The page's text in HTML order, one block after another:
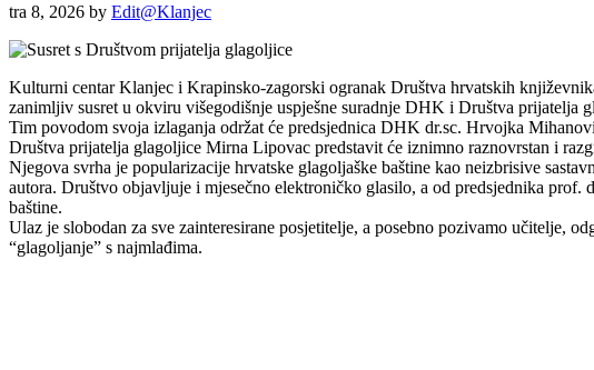
tra 8, 2026 by Edit@Klanjec
Kulturni centar Klanjec i Krapinsko-zagorski ogranak Društva hrvatskih
zanimljiv susret u okviru višegodišnje uspješne suradnje DHK i Društva prijatelja
Tim povodom svoja izlaganja održat će predsjednica DHK dr.sc. Hrvojka
Društva prijatelja glagoljice Mirna Lipovac predstavit će iznimno raznovrstan i
Njegova svrha je popularizacije hrvatske glagoljaške baštine kao neizbrisive
autora. Društvo objavljuje i mjesečno elektroničko glasilo, a od predsjednika
baštine.
Ulaz je slobodan za sve zainteresirane posjetitelje, a posebno pozivamo učitelje,
“glagoljanje” s najmlađima.